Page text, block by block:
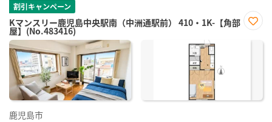
割引キャンペーン
Kマンスリー鹿児島中央駅南（中洲通駅前） 410・1K-【角部
屋】(No.483416)
に入
鹿児島市